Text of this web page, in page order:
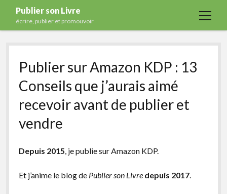
Publier son Livre
écrire, publier et promouvoir
open
Accueil
Formations
Services
Blog
Auto-édition
Ecriture
Actualités
Publier sur Amazon KDP : 13
Conseils que j’aurais aimé
recevoir avant de publier et
vendre
Depuis 2015, je publie sur Amazon KDP.
Et j’anime le blog dePublier son Livre depuis 2017.